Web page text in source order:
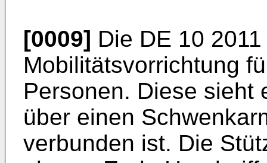
[0009] Die DE 10
Mobilitätsvorrichtung
Personen. Diese sieht
über einen
verbunden ist. Die